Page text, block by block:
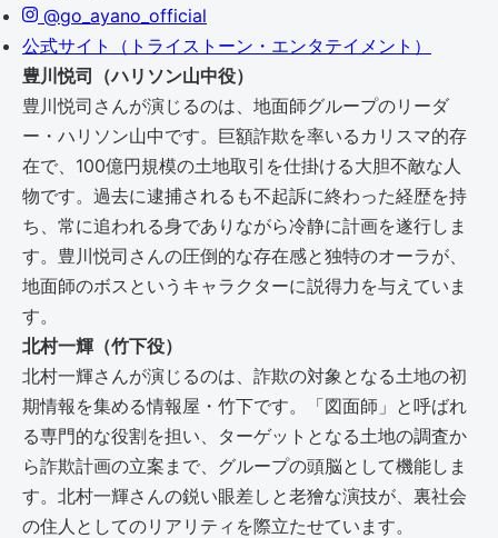
@go_ayano_official
公式サイト（トライストーン・エンタテイメント）
豊川悦司（ハリソン山中役）
豊川悦司さんが演じるのは、地面師グループのリーダ
ー・ハリソン山中です。巨額詐欺を率いるカリスマ的存
在で、100億円規模の土地取引を仕掛ける大胆不敵な人
物です。過去に逮捕されるも不起訴に終わった経歴を持
ち、常に追われる身でありながら冷静に計画を遂行しま
す。豊川悦司さんの圧倒的な存在感と独特のオーラが、
地面師のボスというキャラクターに説得力を与えていま
す。
北村一輝（竹下役）
北村一輝さんが演じるのは、詐欺の対象となる土地の初
期情報を集める情報屋・竹下です。「図面師」と呼ばれ
る専門的な役割を担い、ターゲットとなる土地の調査か
ら詐欺計画の立案まで、グループの頭脳として機能しま
す。北村一輝さんの鋭い眼差しと老獪な演技が、裏社会
の住人としてのリアリティを際立たせています。